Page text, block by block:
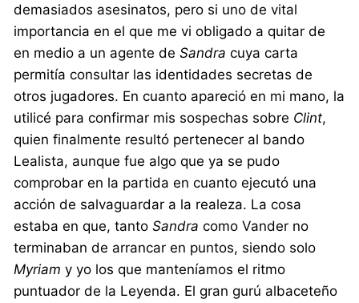
demasiados asesinatos, pero si uno de vital
importancia en el que me vi obligado a quitar de
en medio a un agente deSandra cuya carta
permitía consultar las identidades secretas de
otros jugadores. En cuanto apareció en mi mano, la
utilicé para confirmar mis sospechas sobre Clint,
quien finalmente resultó pertenecer al bando
Lealista, aunque fue algo que ya se pudo
comprobar en la partida en cuanto ejecutó una
acción de salvaguardar a la realeza. La cosa
estaba en que, tantoSandra como Vander no
terminaban de arrancar en puntos, siendo solo
Myriam y yo los que manteníamos el ritmo
puntuador de la Leyenda. El gran gurú albaceteño